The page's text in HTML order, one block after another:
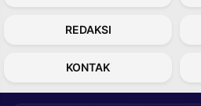
REDAKSI
KONTAK